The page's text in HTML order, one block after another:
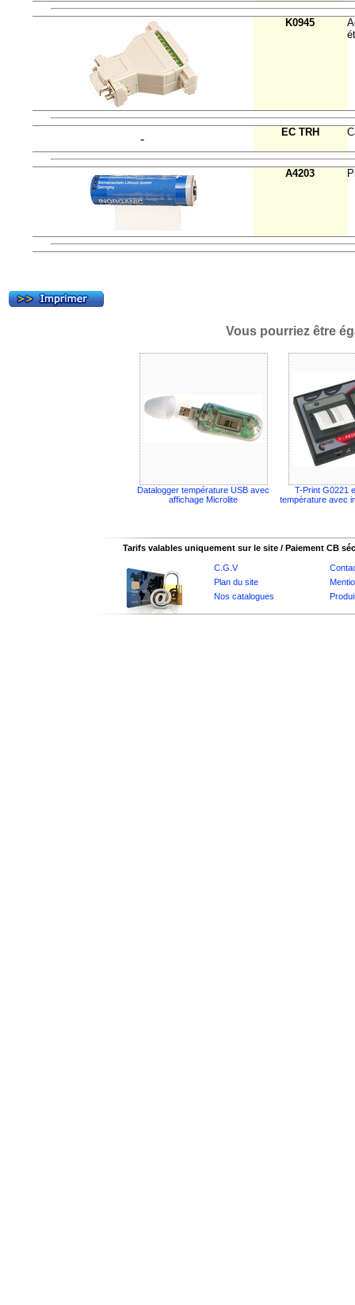
K0945
- EC TRH
A4203
Vous pourriez être
Datalogger température USB avec
affichage Microlite
T-Print G0221
température avec
Tarifs valables uniquement sur le site / Paiement CB
C.G.V
Plan du site
Nos catalogues